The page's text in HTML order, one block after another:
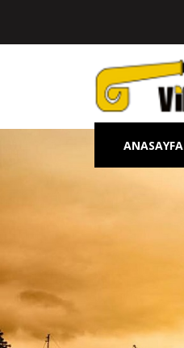
ANASAYFA